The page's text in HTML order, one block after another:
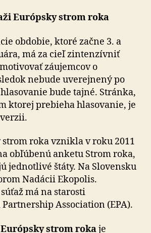
Európsky strom roka
obdobie, ktoré začne 3. a
má za cieľ zintenzívniť
záujemcov o
nebude uverejnený po
bude tajné. Stránka,
ktorej prebieha hlasovanie, je
strom roka vznikla v roku 2011
obľúbenú anketu Strom roka,
jednotlivé štáty. Na Slovensku
Nadácii Ekopolis.
má na starosti
Association (EPA).
strom rokaje